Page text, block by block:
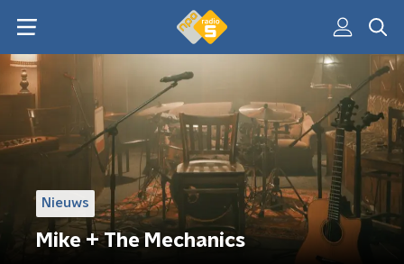
Nieuws
Mike + The Mechanics